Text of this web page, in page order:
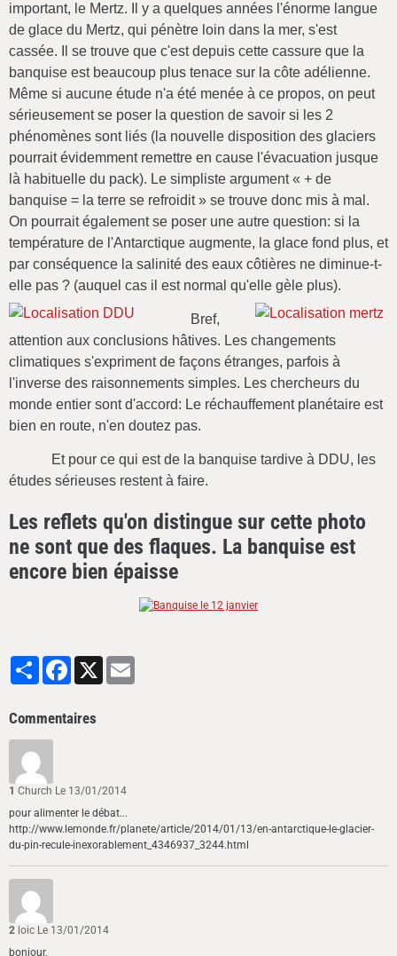
important, le Mertz. Il y a quelques années l'énorme langue
de glace du Mertz, qui pénètre loin dans la mer, s'est
cassée. Il se trouve que c'est depuis cette cassure que la
banquise est beaucoup plus tenace sur la côte adélienne.
Même si aucune étude n'a été menée à ce propos, on peut
sérieusement se poser la question de savoir si les 2
phénomènes sont liés (la nouvelle disposition des glaciers
pourrait évidemment remettre en cause l'évacuation jusque
là habituelle du pack). Le simpliste argument « + de
banquise = la terre se refroidit » se trouve donc mis à mal.
On pourrait également se poser une autre question: si la
température de l'Antarctique augmente, la glace fond plus, et
par conséquence la salinité des eaux côtières ne diminue-t-
elle pas ? (auquel cas il est normal qu'elle gèle plus).
Bref,
attention aux conclusions hâtives. Les changements
climatiques s'expriment de façons étranges, parfois à
l'inverse des raisonnements simples. Les chercheurs du
monde entier sont d'accord: Le réchauffement planétaire est
bien en route, n'en doutez pas.
Et pour ce qui est de la banquise tardive à DDU, les
études sérieuses restent à faire.
Les reflets qu'on distingue sur cette photo
ne sont que des flaques. La banquise est
encore bien épaisse
PartagerFacebook
X
Commentaires
1 Church Le 13/01/2014
pour alimenter le débat...
http://www.lemonde.fr/planete/article/2014/01/13/en-antarctique-le-glacier-
du-pin-recule-inexorablement_4346937_3244.html
2 loic Le 13/01/2014
bonjour,